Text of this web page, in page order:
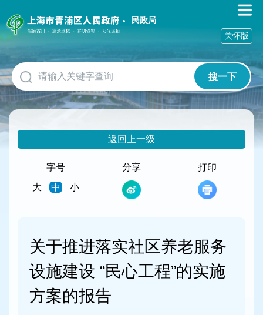
障
碍
作
说
明
跳
到
网
民政局
搜一下
关怀版
返回上一级
字号
大
中 小
分享 打印
关于推进落实社区养老服务
设施建设 “民心工程”的实施
方案的报告